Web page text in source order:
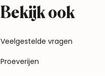
Bekijk ook
Veelgestelde vragen
Proeverijen